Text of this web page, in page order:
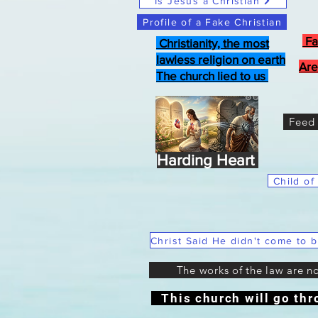
Profile of a Fake Christian
Child of
Christianity, the most
lawless religion on earth
The church lied to us
Harding Heart
The works of the law are
This church will go